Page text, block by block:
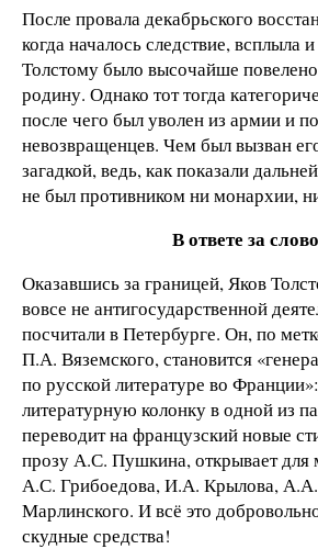
После провала декабрьского
когда началось следствие, всплыла
Толстому было высочайше повелено
родину. Однако тот тогда
после чего был уволен из армии и
невозвращенцев. Чем был вызван
загадкой, ведь, как показали
не был противником ни монархии,
В ответе за слово
Оказавшись за границей, Яков
вовсе не антигосударственной
посчитали в Петербурге. Он, по
П.А. Вяземского, становится
по русской литературе во
литературную колонку в одной из
переводит на французский новые
прозу А.С. Пушкина, открывает для
А.С. Грибоедова, И.А. Крылова,
Марлинского. И всё это
скудные средства!